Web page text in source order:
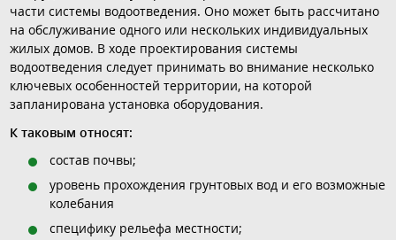
части системы водоотведения. Оно может быть рассчитано
на обслуживание одного или нескольких индивидуальных
жилых домов. В ходе проектирования системы
водоотведения следует принимать во внимание несколько
ключевых особенностей территории, на которой
запланирована установка оборудования.
К таковым относят:
состав почвы;
уровень прохождения грунтовых вод и его возможные
колебания
специфику рельефа местности;